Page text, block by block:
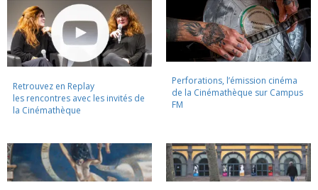
Retrouvez en Replay
les rencontres avec les invités de
la Cinémathèque
Perforations, l’émission cinéma
de la Cinémathèque sur Campus
FM